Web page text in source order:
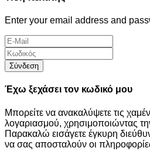
Enter your email address and
Σύνδεση
Έχω ξεχάσει τον κωδικό μου
Μπορείτε να ανακαλύψετε τις
λογαριασμού, χρησιμοποιώντας
Παρακαλώ εισάγετε έγκυρη
να σας αποσταλούν οι